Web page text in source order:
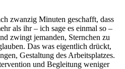
zwanzig Minuten geschafft, dass
als ihr – ich sage es einmal so –
zwingt jemanden, Sternchen zu
Das was eigentlich drückt,
Gestaltung des Arbeitsplatzes.
und Begleitung weniger